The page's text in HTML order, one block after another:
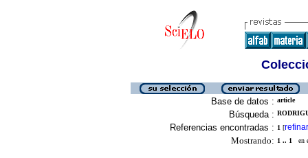
Base de datos : article
Búsqueda :
Referencias encontradas : 1 [refinar
Mostrando: 1 .. 1 en